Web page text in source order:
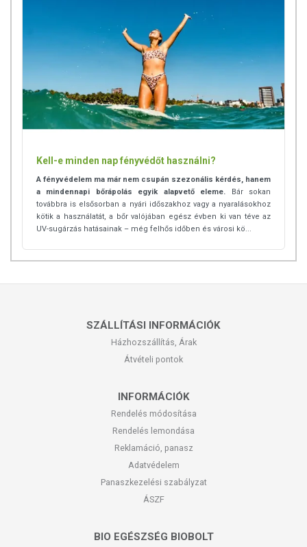
kiválóan hidratál
megóvja a bőrt a káros környezeti hatásoktól
felveszi a harcot a bőrt támadó szabadgyökökkel
E-vitaminban gazdag
antibakteriális, gyulladáscsökkentő hatású
anti-aging hatású
Argánolaj: Ez az egyik legősibb természetes bőrápoló,
(pl. E-vitamin, polifenolok, antioxidánsok), amelyek táplálják,
ápolják, regenerálják a bőrt (sőt, a körmöket és a hajat is).
Ennyire sokoldalú:
halványítja a pigmentfoltokat
regenerálódását
antibakteriális hatású
támogatja a bőr ellenállóképességét
A jojoba növény sivatagi területeken növő
széles körben alkalmazza. Sokoldalúsága miatt tehát igen
közkedvelt szépségápolási alapanyag, mely krémünkben is
fertőtlenítő hatású, így sikeresen alkalmazható
gyulladásgátló hatással bír
ekcéma, pikkelysömör kezelésére is alkalmazzák
gyógyítja a sebeket, napégést, vágásokat
Kell-e minden nap fényvédőt használni?
A fényvédelem ma már nem csupán szezonális kérdés, hanem
a mindennapi bőrápolás egyik alapvető eleme.
Bár sokan
továbbra is elsősorban a nyári időszakhoz vagy a nyaralásokhoz
kötik a használatát, a bőr valójában egész évben ki van téve az
UV-sugárzás hatásainak – még felhős időben és városi kö...
SZÁLLÍTÁSI INFORMÁCIÓK
Házhozszállítás, Árak
Átvételi pontok
INFORMÁCIÓK
Rendelés módosítása
Rendelés lemondása
Reklamáció, panasz
Adatvédelem
Panaszkezelési szabályzat
ÁSZF
BIO EGÉSZSÉG BIOBOLT